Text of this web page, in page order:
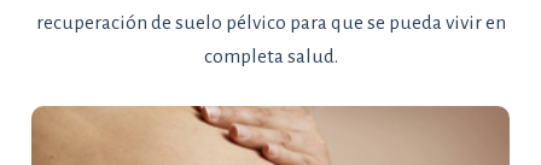
recuperación de suelo pélvico para que se pueda vivir en
completa salud.